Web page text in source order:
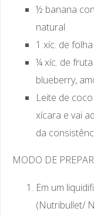
½ banana
natural
1 xíc. de
¼ xíc. de
blueberry,
Leite de
xícara e vai
da
MODO DE
Em um
(Nutribullet/